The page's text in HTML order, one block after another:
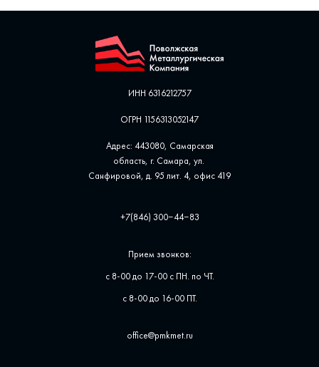
ИНН 6316212757
ОГРН 1156313052147
Адрес: 443080, Самарская
область, г. Самара, ул. ​
Санфировой, д. 95 лит. 4, офис ​419
+7(846) 300‒44‒83
Прием звонков:
с 8-00 до 17-00 с ПН. по ЧТ.
с 8-00 до 16-00 ПТ.
office@pmkmet.ru